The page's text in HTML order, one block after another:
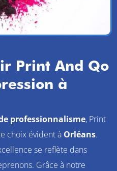
Print And Qo
à
professionnalisme, Print
choix évident à Orléans.
se reflète dans
Grâce à notre